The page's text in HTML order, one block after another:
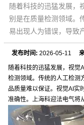
随着科技的迅猛发展，
别是在质量检测领域。
易出现人为错误，导致
发布时间: 2026-05-11
随着科技的迅猛发展，视觉
检测领域。传统的人工检测
品质量难以保证。视觉AI实
准确性。上海科迎法电气将